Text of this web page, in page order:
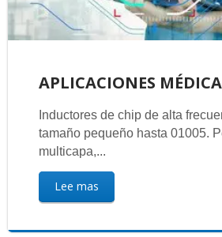
APLICACIONES
Inductores de chip de alta
tamaño pequeño hasta 01005.
multicapa,...
Lee mas